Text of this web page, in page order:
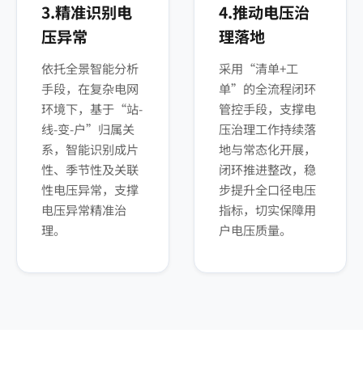
3.精准识别电
压异常
依托全景智能分析
手段，在复杂电网
环境下，基于“站-
线-变-户”归属关
系，智能识别成片
性、季节性及关联
性电压异常，支撑
电压异常精准治
理。
4.推动电压治
理落地
采用“清单+工
单”的全流程闭环
管控手段，支撑电
压治理工作持续落
地与常态化开展，
闭环推进整改，稳
步提升全口径电压
指标，切实保障用
户电压质量。